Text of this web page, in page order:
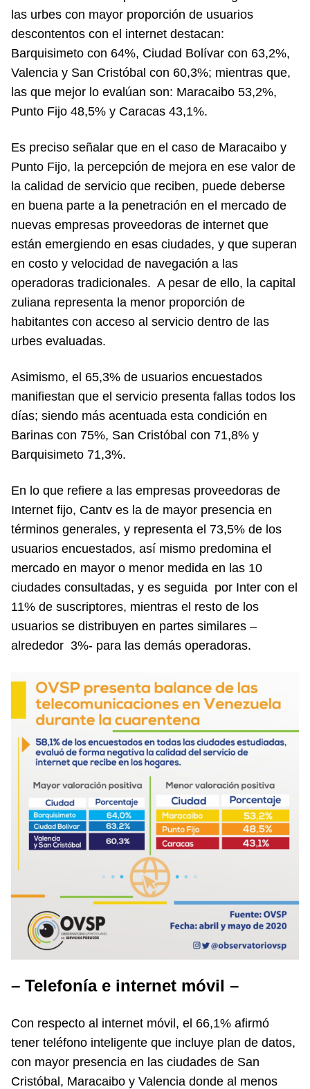
las urbes con mayor proporción de usuarios
descontentos con el internet destacan:
Barquisimeto con 64%, Ciudad Bolívar con 63,2%,
Valencia y San Cristóbal con 60,3%; mientras que,
las que mejor lo evalúan son: Maracaibo 53,2%,
Punto Fijo 48,5% y Caracas 43,1%.
Es preciso señalar que en el caso de Maracaibo y
Punto Fijo, la percepción de mejora en ese valor de
la calidad de servicio que reciben, puede deberse
en buena parte a la penetración en el mercado de
nuevas empresas proveedoras de internet que
están emergiendo en esas ciudades, y que superan
en costo y velocidad de navegación a las
operadoras tradicionales. A pesar de ello, la capital
zuliana representa la menor proporción de
habitantes con acceso al servicio dentro de las
urbes evaluadas.
Asimismo, el 65,3% de usuarios encuestados
manifiestan que el servicio presenta fallas todos los
días; siendo más acentuada esta condición en
Barinas con 75%, San Cristóbal con 71,8% y
Barquisimeto 71,3%.
En lo que refiere a las empresas proveedoras de
Internet fijo, Cantv es la de mayor presencia en
términos generales, y representa el 73,5% de los
usuarios encuestados, así mismo predomina el
mercado en mayor o menor medida en las 10
ciudades consultadas, y es seguida por Inter con el
11% de suscriptores, mientras el resto de los
usuarios se distribuyen en partes similares –
alrededor 3%- para las demás operadoras.
– Telefonía e internet móvil –
Con respecto al internet móvil, el 66,1% afirmó
tener teléfono inteligente que incluye plan de datos,
con mayor presencia en las ciudades de San
Cristóbal, Maracaibo y Valencia donde al menos